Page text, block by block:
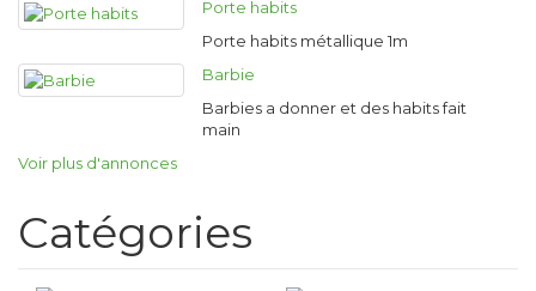
Porte habits
Porte habits métallique 1m
Barbie
Barbies a donner et des habits fait
main
Voir plus d'annonces
Catégories